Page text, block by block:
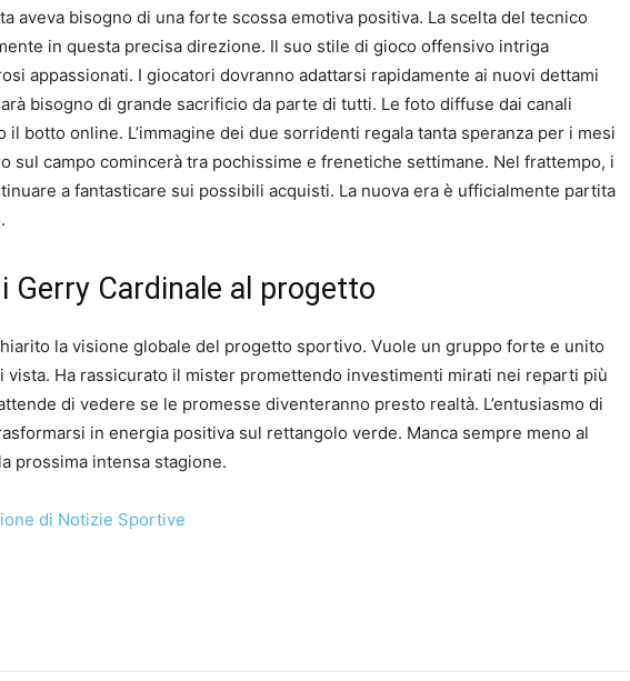
aveva bisogno di una forte scossa emotiva positiva. La scelta del tecnico
in questa precisa direzione. Il suo stile di gioco offensivo intriga
appassionati. I giocatori dovranno adattarsi rapidamente ai nuovi dettami
bisogno di grande sacrificio da parte di tutti. Le foto diffuse dai canali
il botto online. L’immagine dei due sorridenti regala tanta speranza per i mesi
sul campo comincerà tra pochissime e frenetiche settimane. Nel frattempo, i
a fantasticare sui possibili acquisti. La nuova era è ufficialmente partita
Gerry Cardinale al progetto
la visione globale del progetto sportivo. Vuole un gruppo forte e unito
vista. Ha rassicurato il mister promettendo investimenti mirati nei reparti più
di vedere se le promesse diventeranno presto realtà. L’entusiasmo di
in energia positiva sul rettangolo verde. Manca sempre meno al
prossima intensa stagione.
di Notizie Sportive